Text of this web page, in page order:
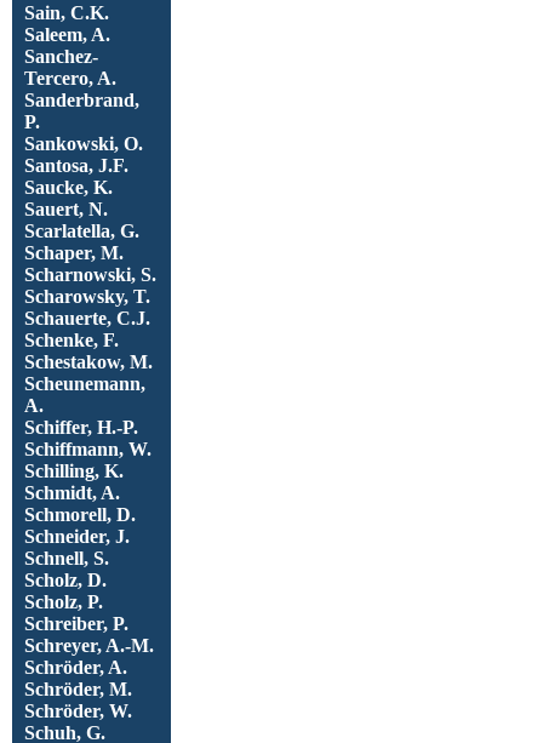
Sain, C.K.
Saleem, A.
Sanchez-
Tercero, A.
Sanderbrand,
P.
Sankowski, O.
Santosa, J.F.
Saucke, K.
Sauert, N.
Scarlatella, G.
Schaper, M.
Scharnowski, S.
Scharowsky, T.
Schauerte, C.J.
Schenke, F.
Schestakow, M.
Scheunemann,
A.
Schiffer, H.-P.
Schiffmann, W.
Schilling, K.
Schmidt, A.
Schmorell, D.
Schneider, J.
Schnell, S.
Scholz, D.
Scholz, P.
Schreiber, P.
Schreyer, A.-M.
Schröder, A.
Schröder, M.
Schröder, W.
Schuh, G.